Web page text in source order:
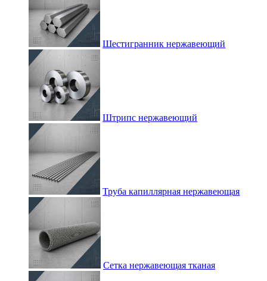
Шестигранник нержавеющий
Штрипс нержавеющий
Труба капиллярная нержавеющая
Сетка нержавеющая тканая